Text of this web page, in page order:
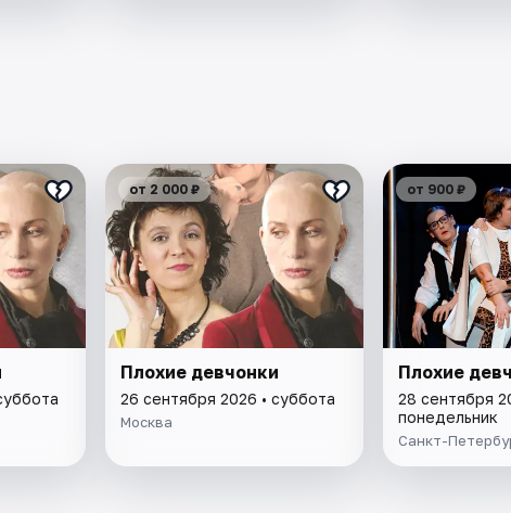
от 2 000 ₽
Плохие девчонки
26 сентября 2026 • суббота
Москва
от 900 ₽
Плохие
28 сентября
понедельник
Санкт-